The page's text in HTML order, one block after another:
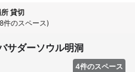
貸切
件のスペース)
サダーソウル明洞
4件のスペース